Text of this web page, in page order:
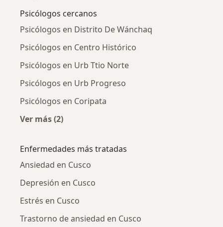
Psicólogos cercanos
Psicólogos en Distrito De Wánchaq
Psicólogos en Centro Histórico
Psicólogos en Urb Ttio Norte
Psicólogos en Urb Progreso
Psicólogos en Coripata
Ver más (2)
Enfermedades más tratadas
Ansiedad en Cusco
Depresión en Cusco
Estrés en Cusco
Trastorno de ansiedad en Cusco